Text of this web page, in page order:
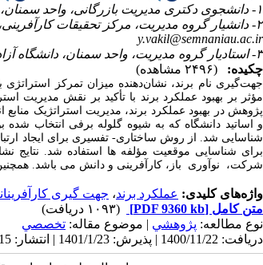
۱- دانشجوی دکتری مدیریت بازرگانی، واحد سمنان، دانشگاه آزاد اسلامی، سمنان، ایران
۲- دانشیار گروه مدیریت، مرکز تحقیقات کارآفرینی، ایده پردازی و تجاری سازی، واحد سمنان، دانشگاه آزاد اسلامی، سمنان، ایران ،
y.vakil@semnaniau.ac.ir
۳- استادیار گروه مدیریت، واحد سمنان، دانشگاه آزاد اسلامی، سمنان، ایران
چکیده:
(۲۴۹۶ مشاهده)
جهت‌گیری نام برند، نشان‌دهنده میزان تمرکز
مؤثر بر بهبود عملکرد برند با تأکید بر نقش مدیریت
برای شناسایی موقعیت مؤلفه ها استفاده شد.
شرکت، نوآوری باز، کارآفرینی و دانش می باشد.
واژه‌های کلیدی: عملکرد برند، جهت‌ گیری
متن کامل [PDF 9360 kb]
(۱۰۹۳ دریافت)
نوع مطالعه: پژوهشي | موضوع مقاله: تخصصي
دریافت: 1400/11/22 | پذیرش: 1401/1/23 | انتشار: 1401/6/15 | انتشار الکترونیک: 1401/6/15